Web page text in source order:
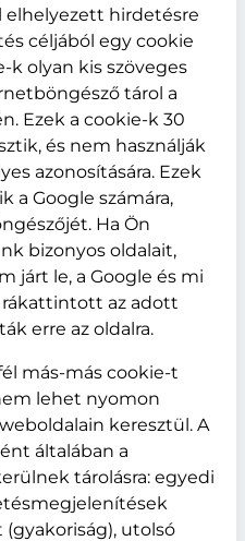
elhelyezett hirdetésre
céljából egy cookie
k olyan kis szöveges
tárol a
Ezek a cookie-k 30
és nem használják
azonosítására. Ezek
a Google számára,
Ha Ön
bizonyos oldalait,
járt le, a Google és mi
az adott
erre az oldalra.
más-más cookie-t
lehet nyomon
keresztül. A
általában a
tárolásra: egyedi
utolsó